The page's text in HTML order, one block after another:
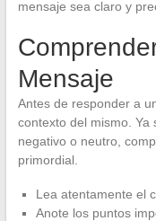
mensaje sea claro y
Mensaje
Antes de responder a
contexto del mismo. Ya
negativo o neutro,
primordial.
Lea atentamente el
Anote los puntos